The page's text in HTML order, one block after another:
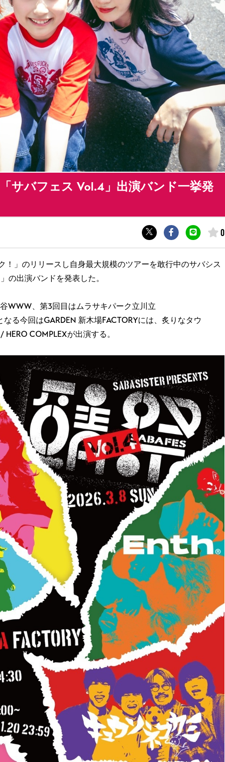
サバフェス Vol.4」出演バンド一挙発
0
！」のリリースし自身最大規模のツアーを敢行中のサバシス
の出演バンドを発表した。
WWW、第3回目はムラサキパーク立川立
る今回はGARDEN 新木場FACTORYには、炙りなタウ
COMPLEXが出演する。